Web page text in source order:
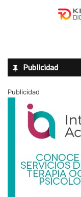
Publicidad
Publicidad